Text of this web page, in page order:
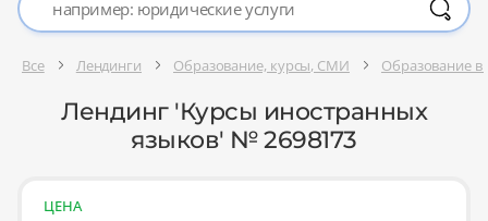
Все Лендинги Образование, курсы, СМИ Образование в
Лендинг 'Курсы иностранных
языков' № 2698173
ЦЕНА